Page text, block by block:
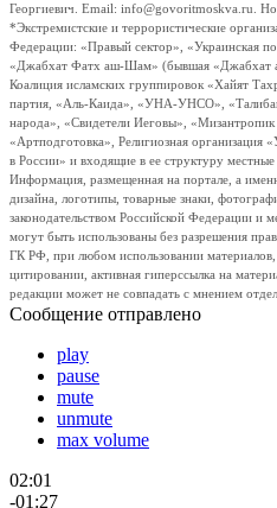
Георгиевич. Email: info@govoritmoskva.ru.
*Экстремистские и террористические
Федерации: «Правый сектор», «Украинская
«Джабхат Фатх аш-Шам» (бывшая «Джабхат
Коалиция исламских группировок «Хайят
партия, «Аль-Каида», «УНА-УНСО»,
народа», «Свидетели Иеговы»,
«Артподготовка», Религиозная организация
в России» и входящие в ее структуру местные
Информация, размещенная на портале, а
дизайна, логотипы, товарные знаки,
законодательством Российской Федерации
могут быть использованы без разрешения
ГК РФ, при любом использовании
цитировании, активная гиперссылка на
редакции может не совпадать с мнением
Сообщение отправлено
play
pause
mute
unmute
max volume
02:01
-01:27